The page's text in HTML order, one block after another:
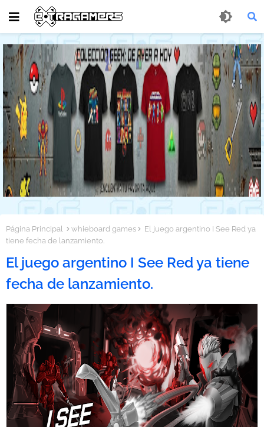
Página Principal whieboard games
El juego argentino I See Red ya
tiene fecha de lanzamiento.
El juego argentino I See Red ya tiene
fecha de lanzamiento.